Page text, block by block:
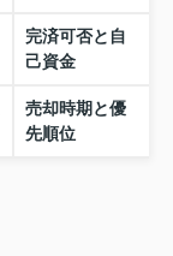
完済可否と自
己資金
売却時期と優
先順位